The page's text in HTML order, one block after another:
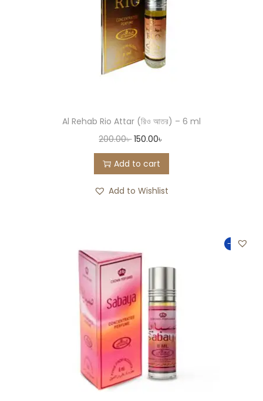
Al Rehab Rio Attar (রিও আতর) – 6 ml
200.00৳ 150.00৳
Add to cart
Add to Wishlist
-25%